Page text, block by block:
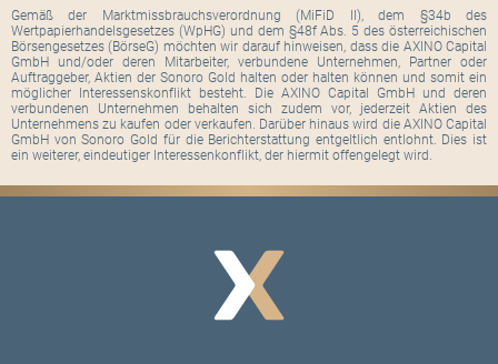
Gemäß der Marktmissbrauchsverordnung (MiFiD II), dem §34b des
Wertpapierhandelsgesetzes (WpHG) und dem §48f Abs. 5 des österreichischen
Börsengesetzes (BörseG) möchten wir darauf hinweisen, dass die AXINO Capital
GmbH und/oder deren Mitarbeiter, verbundene Unternehmen, Partner oder
Auftraggeber, Aktien der Sonoro Gold halten oder halten können und somit ein
möglicher Interessenskonflikt besteht. Die AXINO Capital GmbH und deren
verbundenen Unternehmen behalten sich zudem vor, jederzeit Aktien des
Unternehmens zu kaufen oder verkaufen. Darüber hinaus wird die AXINO Capital
GmbH von Sonoro Gold für die Berichterstattung entgeltlich entlohnt. Dies ist
ein weiterer, eindeutiger Interessenkonflikt, der hiermit offengelegt wird.